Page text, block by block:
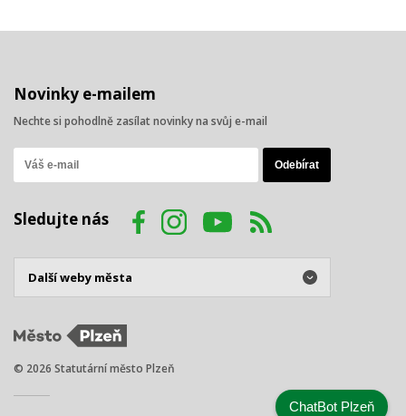
Novinky e-mailem
Nechte si pohodlně zasílat novinky na svůj e-mail
Sledujte nás
© 2026 Statutární město Plzeň
ChatBot Plzeň